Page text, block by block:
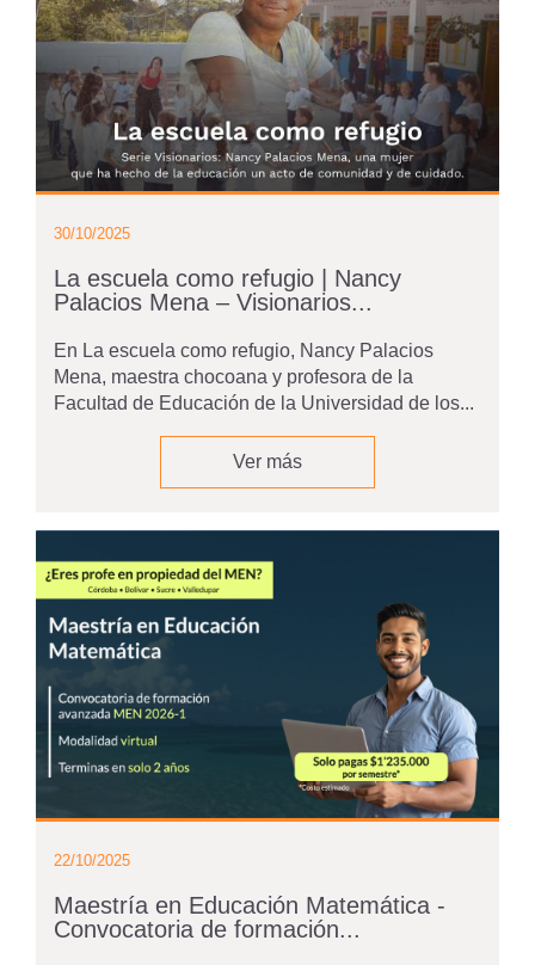
30/10/2025
La escuela como refugio | Nancy
Palacios Mena – Visionarios...
En La escuela como refugio, Nancy Palacios
Mena, maestra chocoana y profesora de la
Facultad de Educación de la Universidad de los...
Ver más
22/10/2025
Maestría en Educación Matemática -
Convocatoria de formación...